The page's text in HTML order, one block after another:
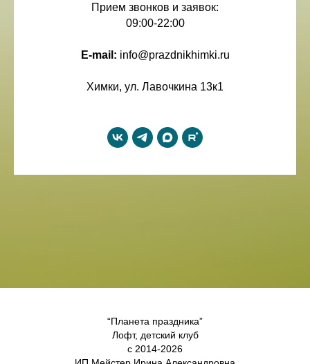
Прием звонков и заявок:
09:00-22:00
E-mail: info@prazdnikhimki.ru
Химки, ул. Лавочкина 13к1
“Планета праздника”
Лофт, детский клуб
с 2014-2026